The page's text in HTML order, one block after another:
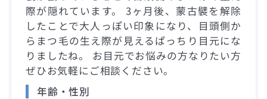
際が隠れています。 3ヶ月後、蒙古襞を解除
したことで大人っぽい印象になり、目頭側か
らまつ毛の生え際が見えるぱっちり目元にな
りましたね。 お目元でお悩みの方なりたい方
ぜひお気軽にご相談ください。
年齢・性別